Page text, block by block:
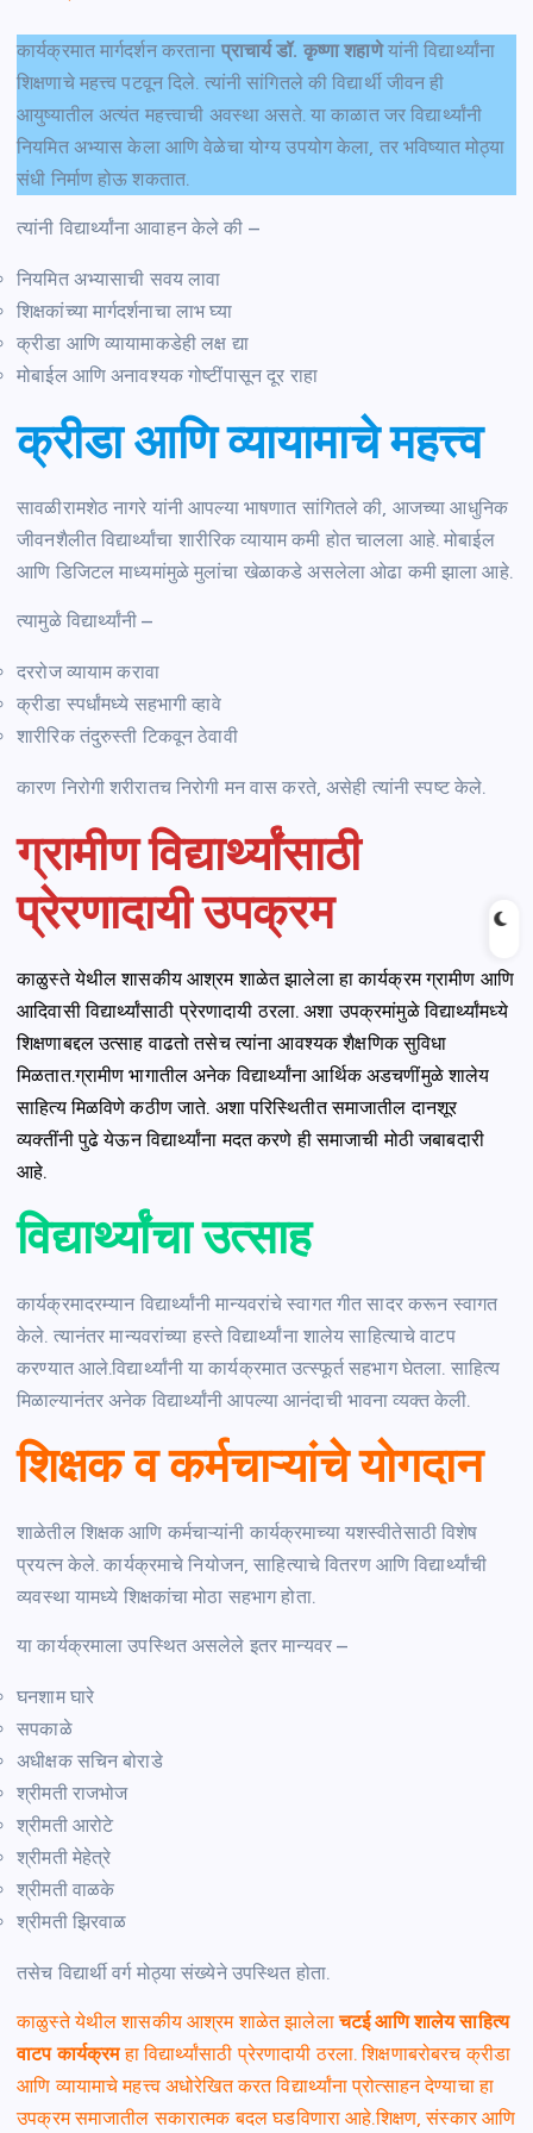
कार्यक्रमात मार्गदर्शन करताना प्राचार्य डॉ. कृष्णा शहाणेयांनी विद्यार्थ्यांना
शिक्षणाचे महत्त्व पटवून दिले. त्यांनी सांगितले की विद्यार्थी जीवन ही
आयुष्यातील अत्यंत महत्त्वाची अवस्था असते. या काळात जर विद्यार्थ्यांनी
नियमित अभ्यास केला आणि वेळेचा योग्य उपयोग केला, तर भविष्यात मोठ्या
संधी निर्माण होऊ शकतात.
त्यांनी विद्यार्थ्यांना आवाहन केले की –
नियमित अभ्यासाची सवय लावा
शिक्षकांच्या मार्गदर्शनाचा लाभ घ्या
क्रीडा आणि व्यायामाकडेही लक्ष द्या
मोबाईल आणि अनावश्यक गोष्टींपासून दूर राहा
क्रीडा आणि व्यायामाचे महत्त्व
सावळीरामशेठ नागरे यांनी आपल्या भाषणात सांगितले की, आजच्या आधुनिक
जीवनशैलीत विद्यार्थ्यांचा शारीरिक व्यायाम कमी होत चालला आहे. मोबाईल
आणि डिजिटल माध्यमांमुळे मुलांचा खेळाकडे असलेला ओढा कमी झाला आहे.
त्यामुळे विद्यार्थ्यांनी –
दररोज व्यायाम करावा
क्रीडा स्पर्धांमध्ये सहभागी व्हावे
शारीरिक तंदुरुस्ती टिकवून ठेवावी
कारण निरोगी शरीरातच निरोगी मन वास करते, असेही त्यांनी स्पष्ट केले.
ग्रामीण विद्यार्थ्यांसाठी
प्रेरणादायी उपक्रम
काळुस्ते येथील शासकीय आश्रम शाळेत झालेला हा कार्यक्रम ग्रामीण आणि
आदिवासी विद्यार्थ्यांसाठी प्रेरणादायी ठरला. अशा उपक्रमांमुळे विद्यार्थ्यांमध्ये
शिक्षणाबद्दल उत्साह वाढतो तसेच त्यांना आवश्यक शैक्षणिक सुविधा
मिळतात.ग्रामीण भागातील अनेक विद्यार्थ्यांना आर्थिक अडचणींमुळे शालेय
साहित्य मिळविणे कठीण जाते. अशा परिस्थितीत समाजातील दानशूर
व्यक्तींनी पुढे येऊन विद्यार्थ्यांना मदत करणे ही समाजाची मोठी जबाबदारी
आहे.
विद्यार्थ्यांचा उत्साह
कार्यक्रमादरम्यान विद्यार्थ्यांनी मान्यवरांचे स्वागत गीत सादर करून स्वागत
केले. त्यानंतर मान्यवरांच्या हस्ते विद्यार्थ्यांना शालेय साहित्याचे वाटप
करण्यात आले.विद्यार्थ्यांनी या कार्यक्रमात उत्स्फूर्त सहभाग घेतला. साहित्य
मिळाल्यानंतर अनेक विद्यार्थ्यांनी आपल्या आनंदाची भावना व्यक्त केली.
शिक्षक व कर्मचाऱ्यांचे योगदान
शाळेतील शिक्षक आणि कर्मचाऱ्यांनी कार्यक्रमाच्या यशस्वीतेसाठी विशेष
प्रयत्न केले. कार्यक्रमाचे नियोजन, साहित्याचे वितरण आणि विद्यार्थ्यांची
व्यवस्था यामध्ये शिक्षकांचा मोठा सहभाग होता.
या कार्यक्रमाला उपस्थित असलेले इतर मान्यवर –
घनशाम घारे
सपकाळे
अधीक्षक सचिन बोराडे
श्रीमती राजभोज
श्रीमती आरोटे
श्रीमती मेहेत्रे
श्रीमती वाळके
श्रीमती झिरवाळ
तसेच विद्यार्थी वर्ग मोठ्या संख्येने उपस्थित होता.
काळुस्ते येथील शासकीय आश्रम शाळेत झालेलाचटई आणि शालेय साहित्य
वाटप कार्यक्रमहा विद्यार्थ्यांसाठी प्रेरणादायी ठरला. शिक्षणाबरोबरच क्रीडा
आणि व्यायामाचे महत्त्व अधोरेखित करत विद्यार्थ्यांना प्रोत्साहन देण्याचा हा
उपक्रम समाजातील सकारात्मक बदल घडविणारा आहे.शिक्षण, संस्कार आणि